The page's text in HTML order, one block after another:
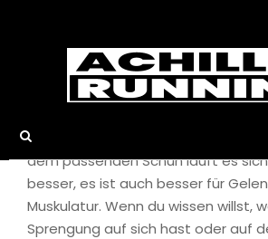
Laufen ist ohne das passende
dabei die Laufschuhe. Ob Anfänger
dem passenden Schuh läuft es
besser, es ist auch besser für
Muskulatur. Wenn du wissen willst,
Sprengung auf sich hast oder auf